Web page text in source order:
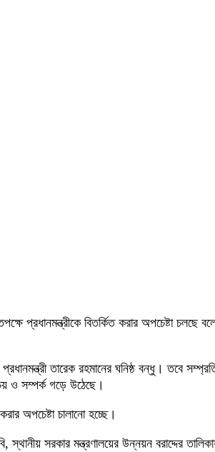
প্রধানমন্ত্রীকে বিতর্কিত করার অপচেষ্টা চলছে
তারেক রহমানের ঘনিষ্ঠ বন্ধু। তবে
ও সম্পর্ক গড়ে উঠেছে।
অপচেষ্টা চালানো হচ্ছে।
স্থানীয় সরকার মন্ত্রণালয়ের উন্নয়ন বরাদ্দের